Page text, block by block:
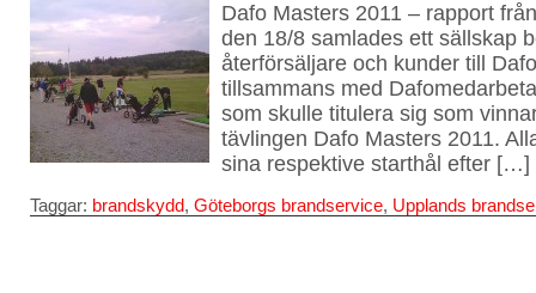
Dafo Masters 2011 – rapport
den 18/8 samlades ett sällskap
återförsäljare och kunder till
tillsammans med
som skulle titulera sig som
tävlingen Dafo Masters 2011.
sina respektive starthål efter […]
Taggar: brandskydd, Göteborgs brandservice, Upplands